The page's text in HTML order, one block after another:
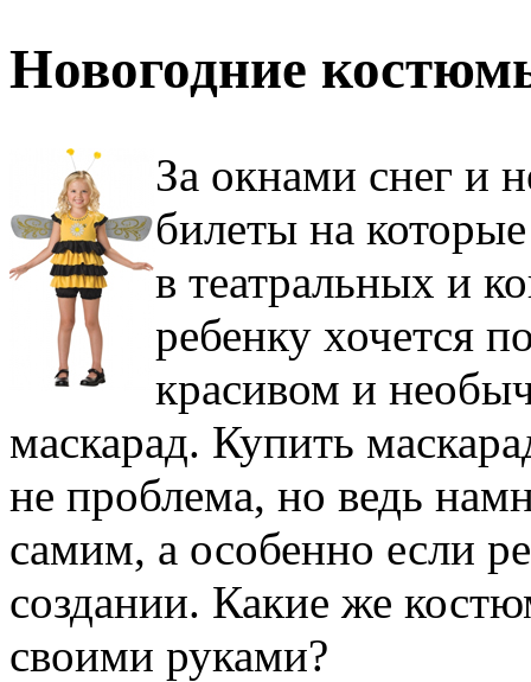
Новогодние
За окнами снег и
билеты на
в театральных и
ребенку хочется
красивом и
маскарад. Купить
не проблема, но ведь
самим, а особенно если
создании. Какие же
своими руками?